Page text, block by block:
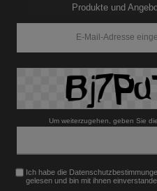
Produkte und
Mail-
Um weiterzugehen, geben Sie
Ich habe die
gelesen und bin mit ihnen